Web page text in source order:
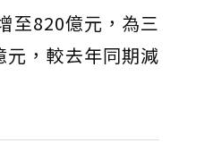
至820億元，為三
，較去年同期減